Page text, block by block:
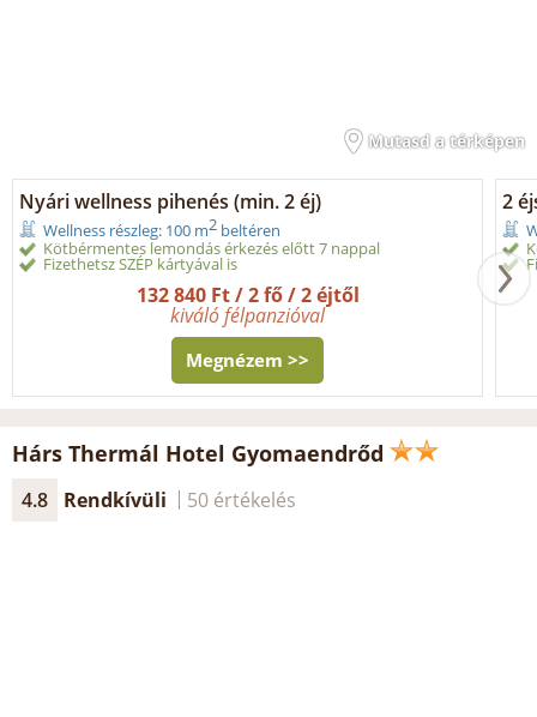
Mutasd a térképen
Nyári wellness pihenés (min. 2 éj)
Wellness részleg: 100 m2 beltéren
Kötbérmentes lemondás érkezés előtt 7 nappal
Fizethetsz SZÉP kártyával is
132 840 Ft / 2 fő / 2 éjtől
kiváló félpanzióval
Megnézem >>
2
Hárs Thermál Hotel Gyomaendrőd
4.8 Rendkívüli 50 értékelés